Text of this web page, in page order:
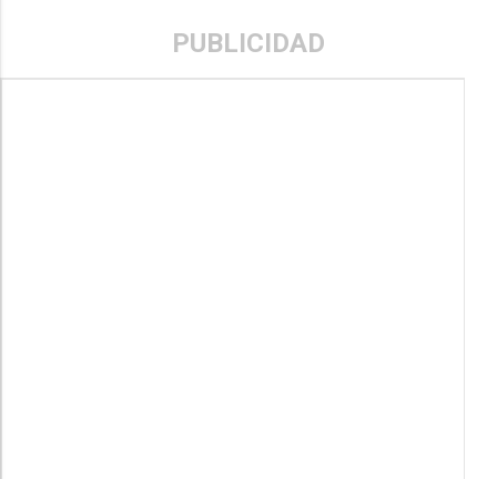
PUBLICIDAD